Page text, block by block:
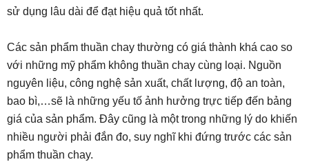
sử dụng lâu dài để đạt hiệu quả tốt nhất.
Các sản phẩm thuần chay thường có giá thành khá cao so
với những mỹ phẩm không thuần chay cùng loại. Nguồn
nguyên liệu, công nghệ sản xuất, chất lượng, độ an toàn,
bao bì,…sẽ là những yếu tố ảnh hưởng trực tiếp đến bảng
giá của sản phẩm. Đây cũng là một trong những lý do khiến
nhiều người phải đắn đo, suy nghĩ khi đứng trước các sản
phẩm thuần chay.